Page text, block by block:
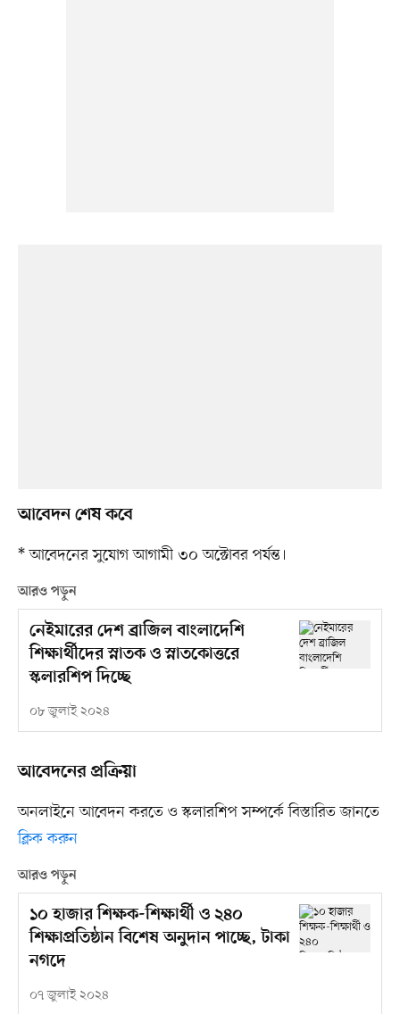
আবেদন শেষ কবে
* আবেদনের সুযোগ আগামী ৩০ অক্টোবর পর্যন্ত।
আরও পড়ুন
নেইমারের দেশ ব্রাজিল বাংলাদেশি
শিক্ষার্থীদের স্নাতক ও স্নাতকোত্তরে
স্কলারশিপ দিচ্ছে
০৮ জুলাই ২০২৪
আবেদনের প্রক্রিয়া
অনলাইনে আবেদন করতে ও স্কলারশিপ সম্পর্কে বিস্তারিত জানতে
ক্লিক করুন
আরও পড়ুন
১০ হাজার শিক্ষক-শিক্ষার্থী ও ২৪০
শিক্ষাপ্রতিষ্ঠান বিশেষ অনুদান পাচ্ছে, টাকা
নগদে
০৭ জুলাই ২০২৪